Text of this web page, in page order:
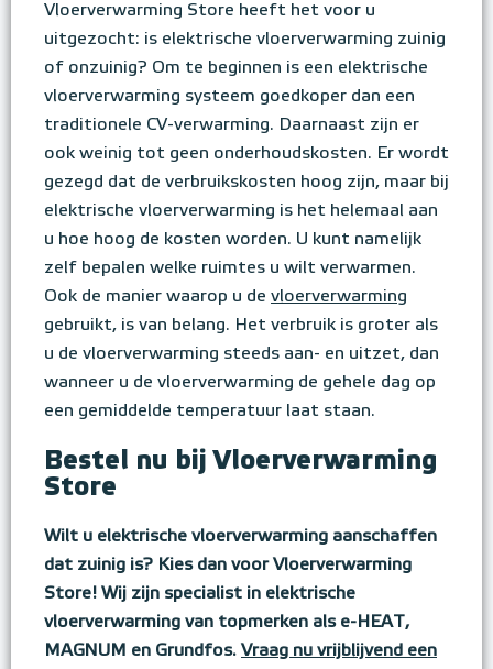
Vloerverwarming Store heeft het voor u
uitgezocht: is elektrische vloerverwarming zuinig
of onzuinig? Om te beginnen is een elektrische
vloerverwarming systeem goedkoper dan een
traditionele CV-verwarming. Daarnaast zijn er
ook weinig tot geen onderhoudskosten. Er wordt
gezegd dat de verbruikskosten hoog zijn, maar bij
elektrische vloerverwarming is het helemaal aan
u hoe hoog de kosten worden. U kunt namelijk
zelf bepalen welke ruimtes u wilt verwarmen.
Ook de manier waarop u de vloerverwarming
gebruikt, is van belang. Het verbruik is groter als
u de vloerverwarming steeds aan- en uitzet, dan
wanneer u de vloerverwarming de gehele dag op
een gemiddelde temperatuur laat staan.
Bestel nu bij Vloerverwarming
Store
Wilt u elektrische vloerverwarming aanschaffen
dat zuinig is? Kies dan voor Vloerverwarming
Store! Wij zijn specialist in elektrische
vloerverwarming van topmerken als e-HEAT,
MAGNUM en Grundfos. Vraag nu vrijblijvend een